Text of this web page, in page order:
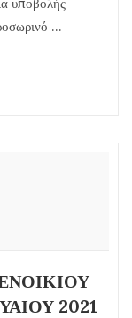
...
2021